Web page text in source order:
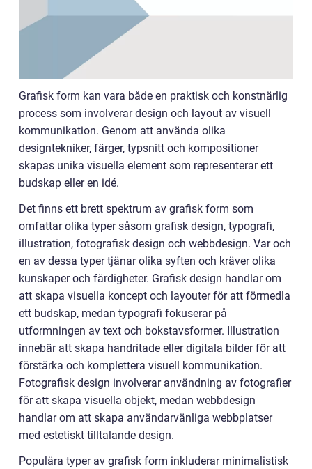
Grafisk form kan vara både en praktisk och konstnärlig
process som involverar design och layout av visuell
kommunikation. Genom att använda olika
designtekniker, färger, typsnitt och kompositioner
skapas unika visuella element som representerar ett
budskap eller en idé.
Det finns ett brett spektrum av grafisk form som
omfattar olika typer såsom grafisk design, typografi,
illustration, fotografisk design och webbdesign. Var och
en av dessa typer tjänar olika syften och kräver olika
kunskaper och färdigheter. Grafisk design handlar om
att skapa visuella koncept och layouter för att förmedla
ett budskap, medan typografi fokuserar på
utformningen av text och bokstavsformer. Illustration
innebär att skapa handritade eller digitala bilder för att
förstärka och komplettera visuell kommunikation.
Fotografisk design involverar användning av fotografier
för att skapa visuella objekt, medan webbdesign
handlar om att skapa användarvänliga webbplatser
med estetiskt tilltalande design.
Populära typer av grafisk form inkluderar minimalistisk